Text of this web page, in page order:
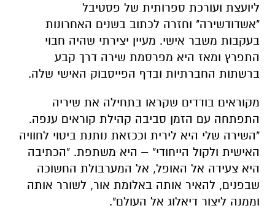
ליועצת ועורכת ספרותית של פסטיבל
"אשדודשירה" וחזרה לכתוב בשנים האחרונות
בעקבות משבר אישי. מעיין יצירתי שהיה חבוי
התפרץ ומאז היא מפרסמת שירה דרך קבע
ברשתות החברתיות ובדף הפייסבוק האישי שלה.
מקוראים בודדים שקראו בתחילה את שיריה
התפתחה עם הזמן סביבה קהילת קוראים ענפה.
"השירה שלי היא לירית וככזאת נותנת ביטוי לחוויה
האישית ולקול הייחודי" – היא משתפת. "הכתיבה
היא צעידה אל האופל, אל המערבולת החשוכה
שבפנים, להאיר אותה באלומת אור, לשורר אותה
וממנה ליצור דיאלוג אל העולם".